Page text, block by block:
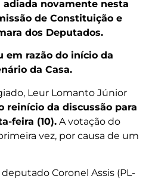
novamente nesta
de Constituição e
dos Deputados.
em razão do início da
da Casa.
Leur Lomanto Júnior
reinício da discussão para
feira (10). A votação do
vez, por causa de um
Coronel Assis (PL-